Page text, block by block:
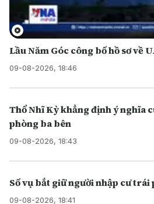
Lầu Năm Góc công bố hồ sơ về
09-08-2026, 18:46
Thổ Nhĩ Kỳ khẳng định ý nghĩa
phòng ba bên
09-08-2026, 18:43
Số vụ bắt giữ người nhập cư trái
09-08-2026, 18:41